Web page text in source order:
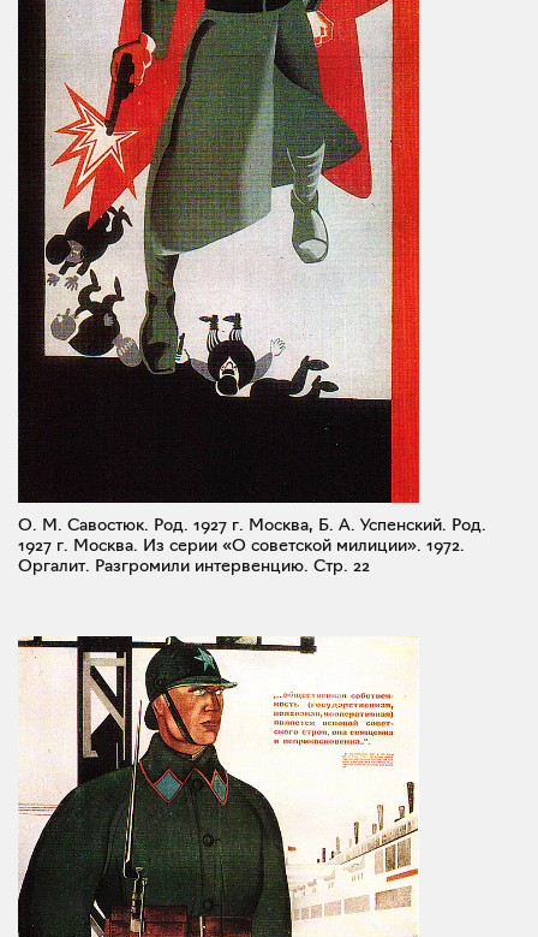
О. М. Савостюк. Род. 1927 г. Москва, Б. А. Успенский. Род.
1927 г. Москва. Из серии «О советской милиции». 1972.
Оргалит. Разгромили интервенцию. Стр. 22